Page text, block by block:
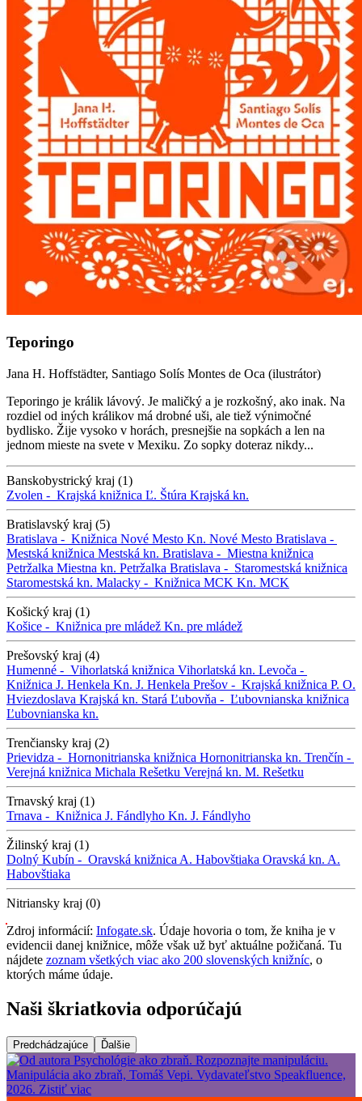
Teporingo
Jana H. Hoffstädter, Santiago Solís Montes de Oca (ilustrátor)
Teporingo je králik lávový. Je maličký a je rozkošný, ako inak. Na
rozdiel od iných králikov má drobné uši, ale tiež výnimočné
bydlisko. Žije vysoko v horách, presnejšie na sopkách a len na
jednom mieste na svete v Mexiku. Zo sopky doteraz nikdy...
Banskobystrický kraj (1)
Zvolen - Krajská knižnica Ľ. Štúra Krajská kn.
Bratislavský kraj (5)
Bratislava - Knižnica Nové Mesto Kn. Nové Mesto Bratislava -
Mestská knižnica Mestská kn. Bratislava - Miestna knižnica
Petržalka Miestna kn. Petržalka Bratislava - Staromestská knižnica
Staromestská kn. Malacky - Knižnica MCK Kn. MCK
Košický kraj (1)
Košice - Knižnica pre mládež Kn. pre mládež
Prešovský kraj (4)
Humenné - Vihorlatská knižnica Vihorlatská kn. Levoča -
Knižnica J. Henkela Kn. J. Henkela Prešov - Krajská knižnica P. O.
Hviezdoslava Krajská kn. Stará Ľubovňa - Ľubovnianska knižnica
Ľubovnianska kn.
Trenčiansky kraj (2)
Prievidza - Hornonitrianska knižnica Hornonitrianska kn. Trenčín -
Verejná knižnica Michala Rešetku Verejná kn. M. Rešetku
Trnavský kraj (1)
Trnava - Knižnica J. Fándlyho Kn. J. Fándlyho
Žilinský kraj (1)
Dolný Kubín - Oravská knižnica A. Habovštiaka Oravská kn. A.
Habovštiaka
Nitriansky kraj (0)
Zdroj informácií: Infogate.sk. Údaje hovoria o tom, že kniha je v
evidencii danej knižnice, môže však už byť aktuálne požičaná. Tu
nájdete zoznam všetkých viac ako 200 slovenských knižníc, o
ktorých máme údaje.
Naši škriatkovia odporúčajú
Predchádzajúce Ďalšie